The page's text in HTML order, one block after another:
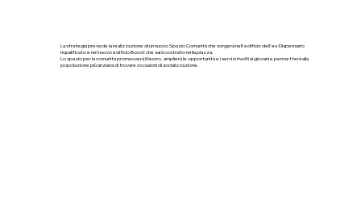
La strategia prevede la realizzazione di un nuovo Spazio Comunità che sorgerà nell'edificio dell'ex-Dispensario
riqualificato e nel nuovo edificio Boost che sarà costruito nella piazza.
Lo spazio per la comunità promuoverà il lavoro, amplierà le opportunità e i servizi rivolti ai giovani e permetterà alla
popolazione più anziana di trovare occasioni di socializzazione.